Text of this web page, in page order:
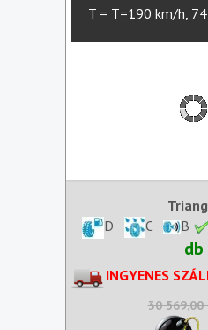
T = T=190 km/h,
D
C B
db
INGYENES
30